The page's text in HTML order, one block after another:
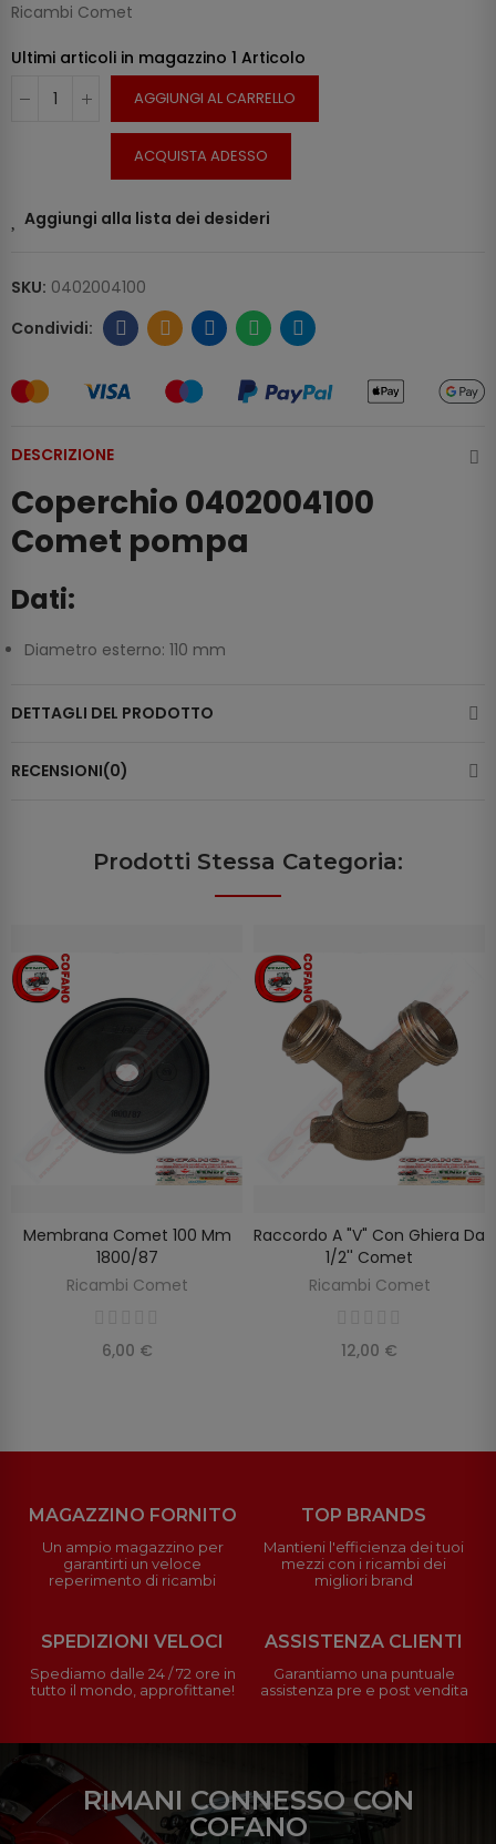
Ricambi Comet
Ultimi articoli in magazzino 1 Articolo
AGGIUNGI AL CARRELLO
ACQUISTA ADESSO
Aggiungi alla lista dei desideri
SKU: 0402004100
DESCRIZIONE
Coperchio 0402004100
Comet pompa
Dati:
Diametro esterno: 110 mm
DETTAGLI DEL PRODOTTO
RECENSIONI(0)
Prodotti Stessa Categoria:
AGGIUNGI AL CARRELLO
Membrana Comet 100 Mm
1800/87
Ricambi Comet
6,00 €
AGGIUNGI AL CARRELLO
Raccordo A "V" Con Ghiera Da
1/2'' Comet
Ricambi Comet
12,00 €
MAGAZZINO FORNITO
Un ampio magazzino per
garantirti un veloce
reperimento di ricambi
TOP BRANDS
Mantieni l'efficienza dei tuoi
mezzi con i ricambi dei
migliori brand
SPEDIZIONI VELOCI
Spediamo dalle 24 / 72 ore in
tutto il mondo, approfittane!
ASSISTENZA CLIENTI
Garantiamo una puntuale
assistenza pre e post vendita
RIMANI CONNESSO CON
COFANO